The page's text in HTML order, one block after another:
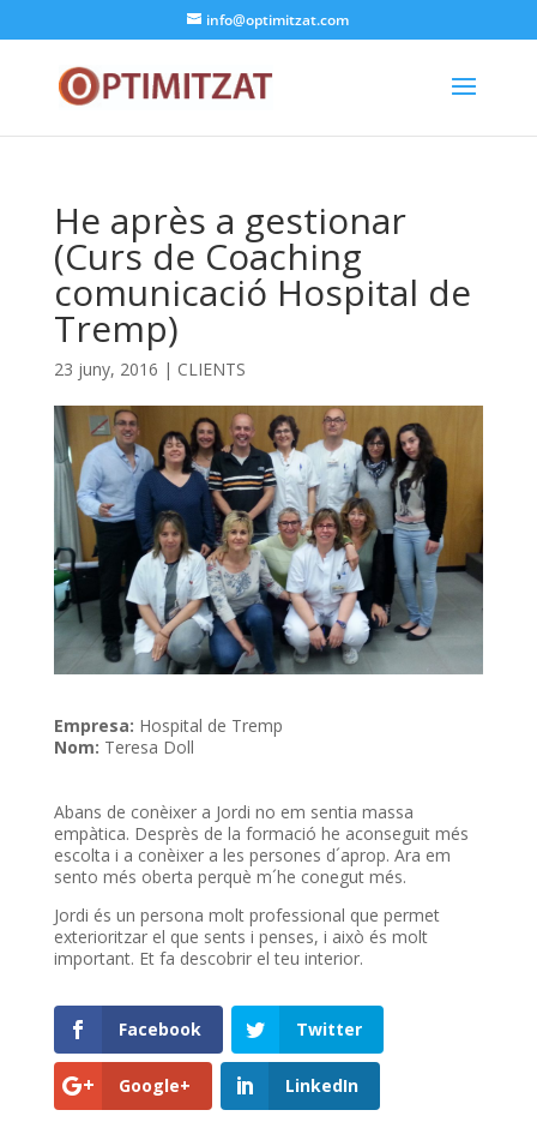
info@optimitzat.com
He après a gestionar
(Curs de Coaching
comunicació Hospital de
Tremp)
23 juny, 2016 | CLIENTS
Empresa: Hospital de Tremp
Nom: Teresa Doll
Abans de conèixer a Jordi no em sentia massa
empàtica. Desprès de la formació he aconseguit més
escolta i a conèixer a les persones d´aprop. Ara em
sento més oberta perquè m´he conegut més.
Jordi és un persona molt professional que permet
exterioritzar el que sents i penses, i això és molt
important. Et fa descobrir el teu interior.
Facebook Twitter
Google+ LinkedIn